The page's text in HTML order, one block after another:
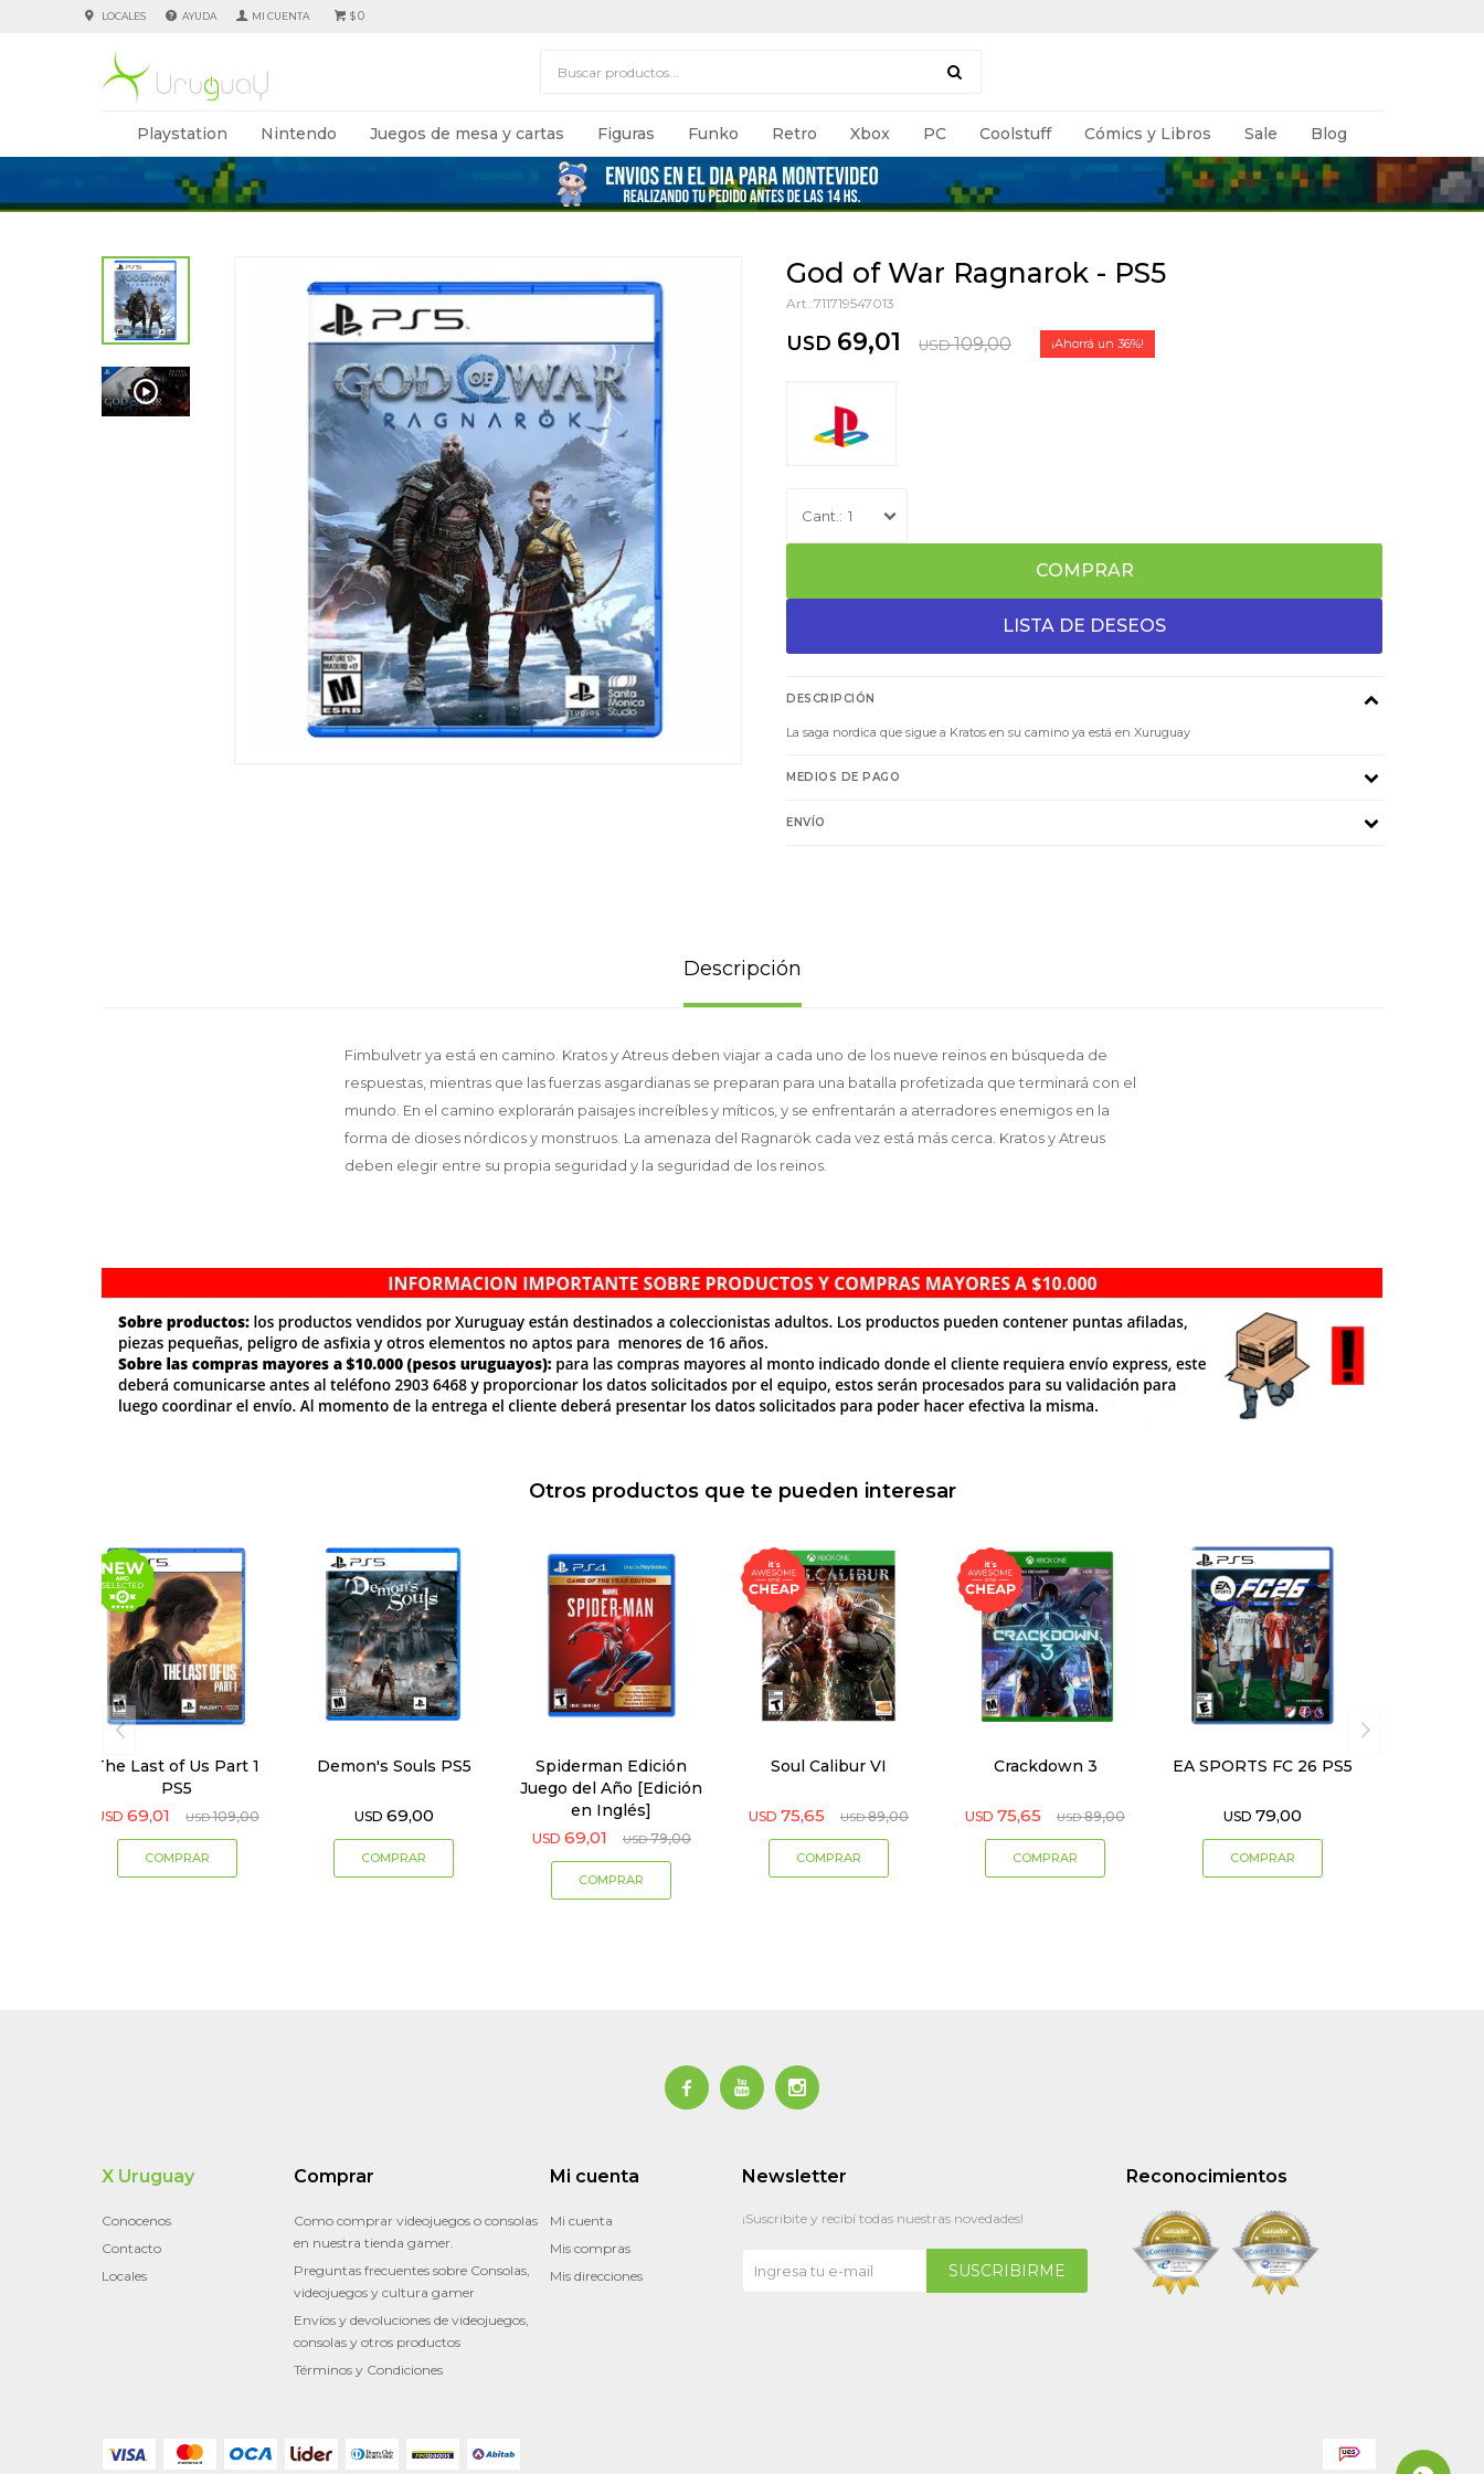
Playstation Nintendo Juegos de mesa y cartas Figuras Funko Retro Xbox PC Coolstuff Cómics y Libros Sale Blog
$0
LOCALES AYUDA
God of War Ragnarok - PS5
711719547013
USD 69,01 USD 109,00 36
1
COMPRAR
DESCRIPCIÓN
La saga nordica que sigue a Kratos en su camino ya está en Xuruguay
MEDIOS DE PAGO
ENVÍO
Descripción
Fimbulvetr ya está en camino. Kratos y Atreus deben viajar a cada uno de los nueve reinos en búsqueda de
respuestas, mientras que las fuerzas asgardianas se preparan para una batalla profetizada que terminará con el
mundo. En el camino explorarán paisajes increíbles y míticos, y se enfrentarán a aterradores enemigos en la
forma de dioses nórdicos y monstruos. La amenaza del Ragnarök cada vez está más cerca. Kratos y Atreus
deben elegir entre su propia seguridad y la seguridad de los reinos.
Otros productos que te pueden interesar
The Last of Us Part 1
PS5
USD 69,01 USD 109,00
Demon's Souls PS5
USD 69,00
Spiderman Edición
Juego del Año [Edición
en Inglés]
USD 69,01 USD 79,00
Soul Calibur VI
USD 75,65 USD 89,00
Crackdown 3
USD 75,65 USD 89,00
EA SPORTS FC 26 PS5
USD 79,00
  
Reconocimientos
X Uruguay
Conocenos
Contacto
Locales
Comprar
Como comprar videojuegos o consolas
en nuestra tienda gamer.
Preguntas frecuentes sobre Consolas,
videojuegos y cultura gamer
Envíos y devoluciones de videojuegos,
consolas y otros productos
Términos y Condiciones
Mi cuenta
Mi cuenta
Mis compras
Mis direcciones
Newsletter
¡Suscribite y recibí todas nuestras novedades!
SUSCRIBIRME